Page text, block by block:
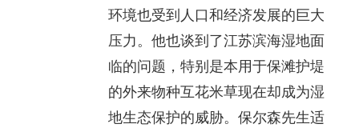
环境也受到人口和经济发展的巨大
压力。他也谈到了江苏滨海湿地面
临的问题，特别是本用于保滩护堤
的外来物种互花米草现在却成为湿
地生态保护的威胁。保尔森先生适